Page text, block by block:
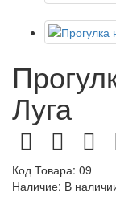
Луга
Код Товара: 09
Наличие: В